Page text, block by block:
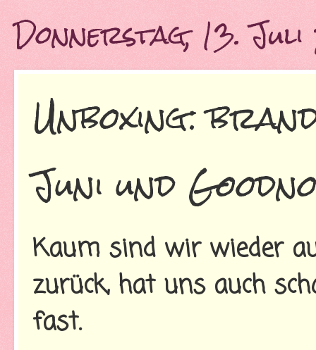
Donnerstag, 13.
Unboxing:
Juni und
Kaum sind wir wieder
zurück, hat uns auch
fast.